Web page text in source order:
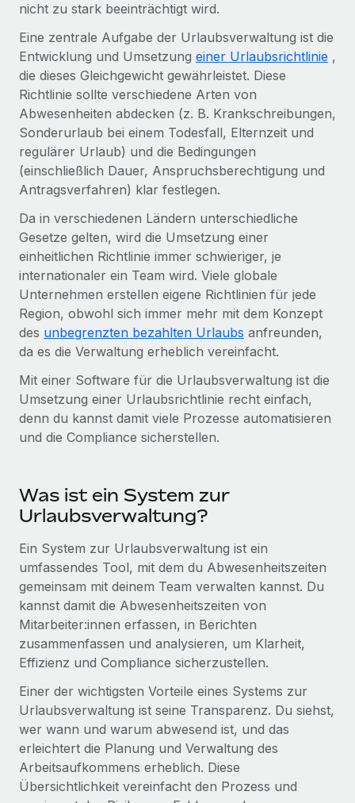
Globale Bereitstellung und Verfolgung von IT-
Gründung von Niederlassungen
Schnelle, rechtssichere Gründung von
Niederlassungen
Mobilität und Relocation
Mühelose Relocation von Mitarbeiter:innen
Benefits
Mehr erfahren
Strategische Partnerschaft zwischen
Reverse Tech und Remote für Contractor
Management und Payroll
Wellness-Startup Reverse Tech hat das globale...
Mehr erfahren
EOR und PEO
Contractor Management
Steuern
Den Blog erkunden
BLOG
Gusto und Zero und Contractor Management
Plus
Auch im neuen Jahr wollen wir bei Remote Unternehmen
aller Größen dabei unterstützen, die beste...
Mehr erfahren
mit Remote verwaltet
Phiture ist der unumstrittene Marktführer im Bereich der
Wachstumsberatung für mobile Apps. Das...
nicht zu stark beeinträchtigt wird.
Eine zentrale Aufgabe der Urlaubsverwaltung ist die
Entwicklung und Umsetzung einer Urlaubsrichtlinie ,
die dieses Gleichgewicht gewährleistet. Diese
Richtlinie sollte verschiedene Arten von
Abwesenheiten abdecken (z. B. Krankschreibungen,
Sonderurlaub bei einem Todesfall, Elternzeit und
regulärer Urlaub) und die Bedingungen
(einschließlich Dauer, Anspruchsberechtigung und
Antragsverfahren) klar festlegen.
Da in verschiedenen Ländern unterschiedliche
Gesetze gelten, wird die Umsetzung einer
einheitlichen Richtlinie immer schwieriger, je
internationaler ein Team wird. Viele globale
Unternehmen erstellen eigene Richtlinien für jede
Region, obwohl sich immer mehr mit dem Konzept
des unbegrenzten bezahlten Urlaubs anfreunden,
da es die Verwaltung erheblich vereinfacht.
Mit einer Software für die Urlaubsverwaltung ist die
Umsetzung einer Urlaubsrichtlinie recht einfach,
denn du kannst damit viele Prozesse automatisieren
und die Compliance sicherstellen.
Was ist ein System zur
Urlaubsverwaltung?
Ein System zur Urlaubsverwaltung ist ein
umfassendes Tool, mit dem du Abwesenheitszeiten
gemeinsam mit deinem Team verwalten kannst. Du
kannst damit die Abwesenheitszeiten von
Mitarbeiter:innen erfassen, in Berichten
zusammenfassen und analysieren, um Klarheit,
Effizienz und Compliance sicherzustellen.
Einer der wichtigsten Vorteile eines Systems zur
Urlaubsverwaltung ist seine Transparenz. Du siehst,
wer wann und warum abwesend ist, und das
erleichtert die Planung und Verwaltung des
Arbeitsaufkommens erheblich. Diese
Übersichtlichkeit vereinfacht den Prozess und